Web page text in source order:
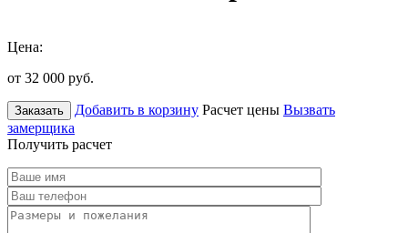
Цена:
от 32 000 руб.
Заказать Добавить в корзину Расчет цены Вызвать
замерщика
Получить расчет